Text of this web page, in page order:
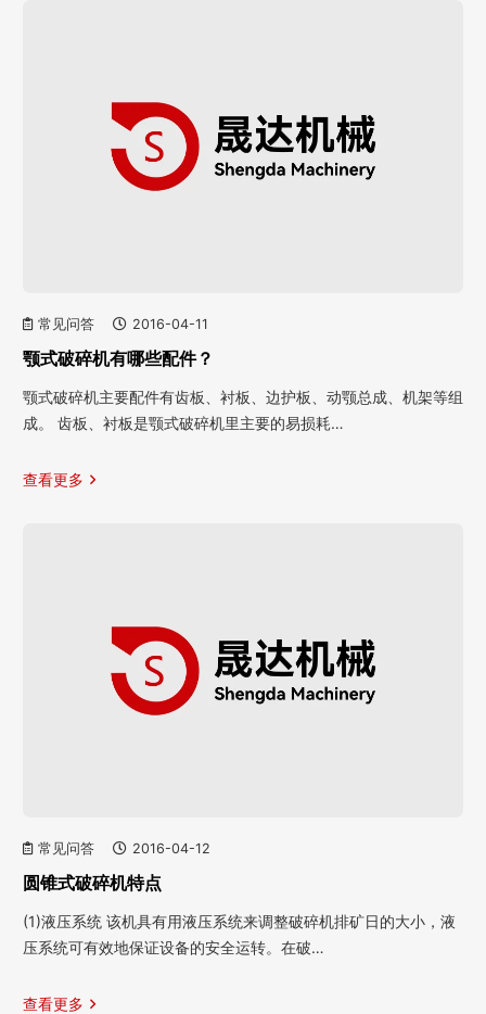
常见问答 2016-04-11
颚式破碎机有哪些配件？
颚式破碎机主要配件有齿板、衬板、边护板、动颚总成、机架等组
成。 齿板、衬板是颚式破碎机里主要的易损耗…
查看更多
常见问答 2016-04-12
圆锥式破碎机特点
(1)液压系统 该机具有用液压系统来调整破碎机排矿日的大小，液
压系统可有效地保证设备的安全运转。在破…
查看更多